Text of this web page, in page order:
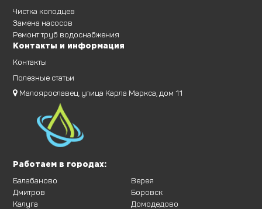
Чистка колодцев
Замена насосов
Ремонт труб водоснабжения
Контакты и информация
Контакты
Полезные статьи
Малоярославец, улица Карла Маркса, дом 11
Работаем в городах:
Балабаново
Дмитров
Калуга
Верея
Боровск
Домодедово